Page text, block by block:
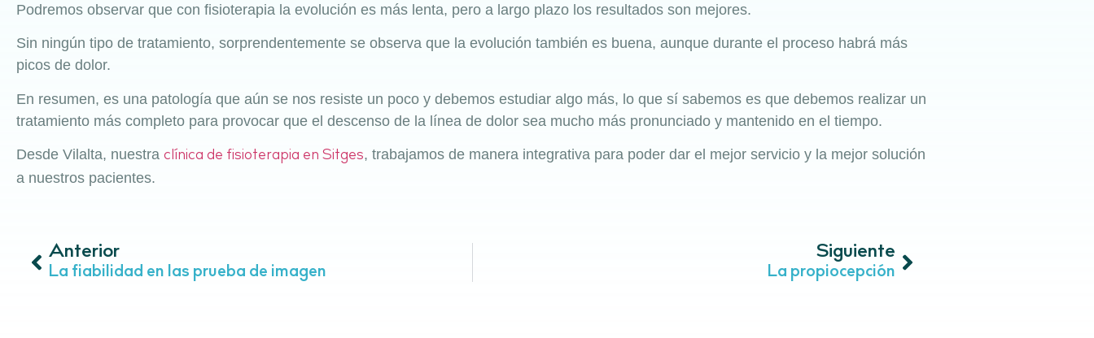
Podremos observar que con fisioterapia la evolución es más lenta, pero a largo plazo los resultados son mejores.
Sin ningún tipo de tratamiento, sorprendentemente se observa que la evolución también es buena, aunque durante el proceso habrá más
picos de dolor.
En resumen, es una patología que aún se nos resiste un poco y debemos estudiar algo más, lo que sí sabemos es que debemos realizar un
tratamiento más completo para provocar que el descenso de la línea de dolor sea mucho más pronunciado y mantenido en el tiempo.
Desde Vilalta, nuestra clínica de fisioterapia en Sitges, trabajamos de manera integrativa para poder dar el mejor servicio y la mejor solución
a nuestros pacientes.
Anterior
La fiabilidad en las prueba de imagen
Siguiente
La propiocepción